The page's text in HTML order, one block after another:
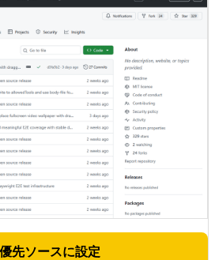
優先ソースに設定